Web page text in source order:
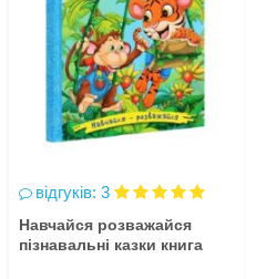
відгуків: 3
Навчайся розважайся
пізнавальні казки книга